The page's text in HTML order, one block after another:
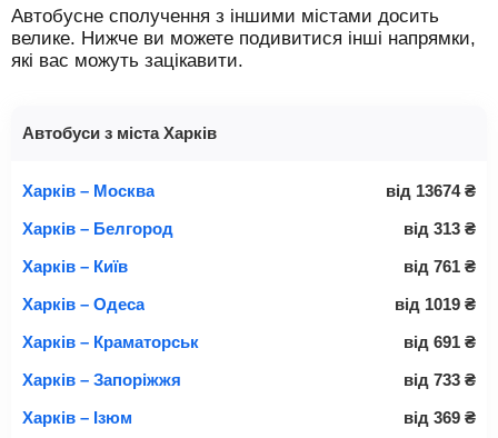
Автобусне сполучення з іншими містами досить
велике. Нижче ви можете подивитися інші напрямки,
які вас можуть зацікавити.
Автобуси з міста Харків
Харків – Москва від 13674 ₴
Харків – Белгород
від 313 ₴
Харків – Київ
від 761 ₴
Харків – Одеса
від 1019 ₴
Харків – Краматорськ
від 691 ₴
Харків – Запоріжжя
від 733 ₴
Харків – Ізюм
від 369 ₴